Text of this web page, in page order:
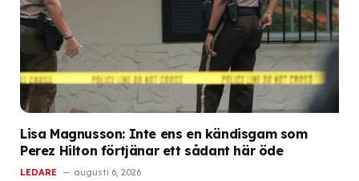
Lisa Magnusson: Inte ens en kändisgam som
Perez Hilton förtjänar ett sådant här öde
LEDARE augusti 6, 2026